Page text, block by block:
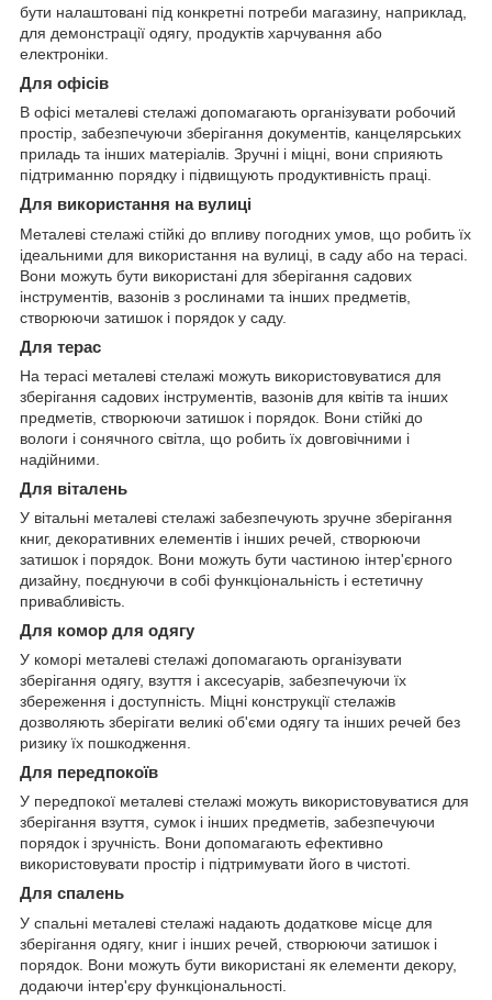
бути налаштовані під конкретні потреби магазину, наприклад,
для демонстрації одягу, продуктів харчування або
електроніки.
Для офісів
В офісі металеві стелажі допомагають організувати робочий
простір, забезпечуючи зберігання документів, канцелярських
приладь та інших матеріалів. Зручні і міцні, вони сприяють
підтриманню порядку і підвищують продуктивність праці.
Для використання на вулиці
Металеві стелажі стійкі до впливу погодних умов, що робить їх
ідеальними для використання на вулиці, в саду або на терасі.
Вони можуть бути використані для зберігання садових
інструментів, вазонів з рослинами та інших предметів,
створюючи затишок і порядок у саду.
Для терас
На терасі металеві стелажі можуть використовуватися для
зберігання садових інструментів, вазонів для квітів та інших
предметів, створюючи затишок і порядок. Вони стійкі до
вологи і сонячного світла, що робить їх довговічними і
надійними.
Для віталень
У вітальні металеві стелажі забезпечують зручне зберігання
книг, декоративних елементів і інших речей, створюючи
затишок і порядок. Вони можуть бути частиною інтер'єрного
дизайну, поєднуючи в собі функціональність і естетичну
привабливість.
Для комор для одягу
У коморі металеві стелажі допомагають організувати
зберігання одягу, взуття і аксесуарів, забезпечуючи їх
збереження і доступність. Міцні конструкції стелажів
дозволяють зберігати великі об'єми одягу та інших речей без
ризику їх пошкодження.
Для передпокоїв
У передпокої металеві стелажі можуть використовуватися для
зберігання взуття, сумок і інших предметів, забезпечуючи
порядок і зручність. Вони допомагають ефективно
використовувати простір і підтримувати його в чистоті.
Для спалень
У спальні металеві стелажі надають додаткове місце для
зберігання одягу, книг і інших речей, створюючи затишок і
порядок. Вони можуть бути використані як елементи декору,
додаючи інтер'єру функціональності.